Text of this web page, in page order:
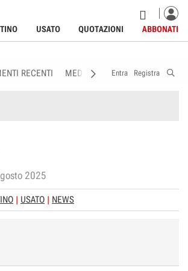
USATO QUOTAZIONI ABBONATI
RECENTI MEDIA MEMBRI
Entra Registra
2025
USATO NEWS